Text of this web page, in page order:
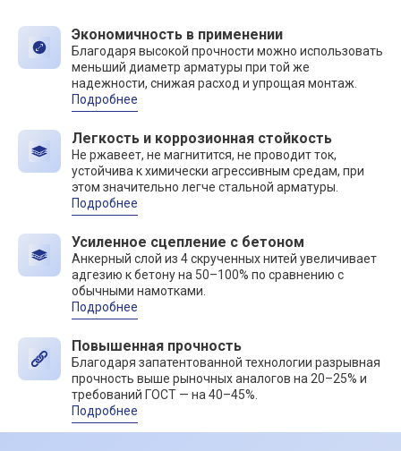
Экономичность в применении
Благодаря высокой прочности можно использовать
меньший диаметр арматуры при той же
надежности, снижая расход и упрощая монтаж.
Подробнее
Легкость и коррозионная стойкость
Не ржавеет, не магнитится, не проводит ток,
устойчива к химически агрессивным средам, при
этом значительно легче стальной арматуры.
Подробнее
Усиленное сцепление с бетоном
Анкерный слой из 4 скрученных нитей увеличивает
адгезию к бетону на 50–100% по сравнению с
обычными намотками.
Подробнее
Повышенная прочность
Благодаря запатентованной технологии разрывная
прочность выше рыночных аналогов на 20–25% и
требований ГОСТ — на 40–45%.
Подробнее